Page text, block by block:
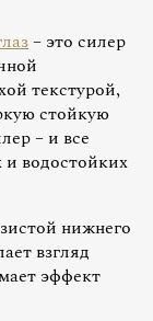
– это силер
текстурой,
стойкую
– и все
и водостойких
нижнего
взгляд
эффект